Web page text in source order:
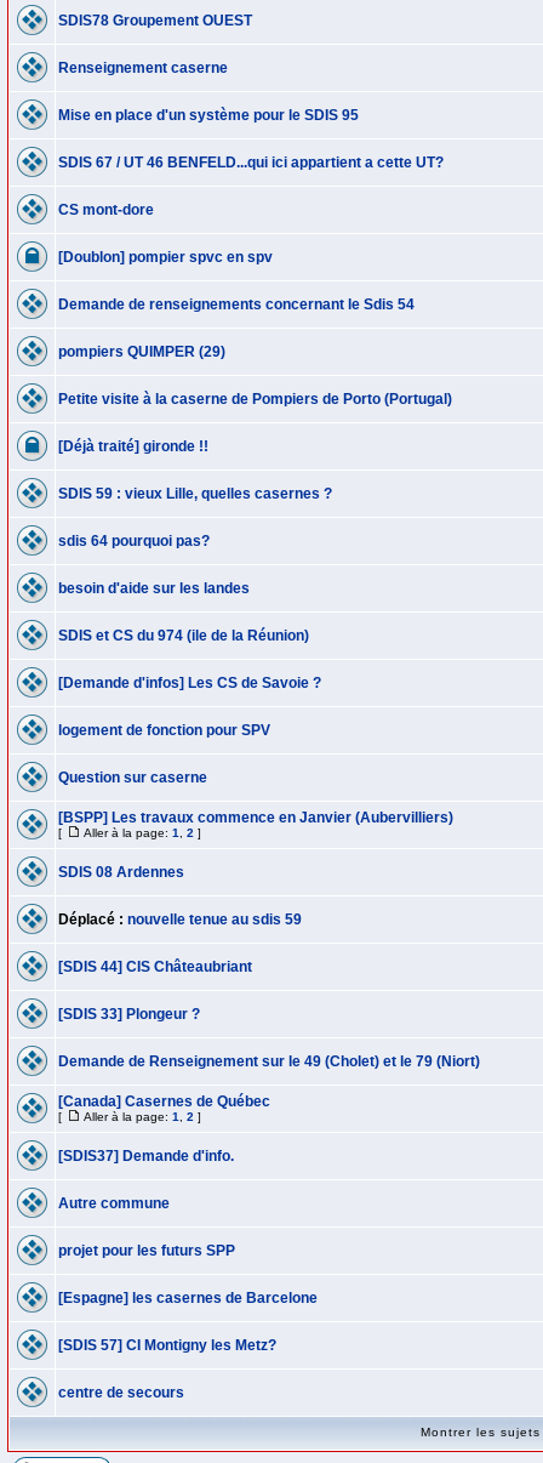
SDIS78 Groupement OUEST
Renseignement caserne
Mise en place d'un système pour le SDIS 95
SDIS 67 / UT 46 BENFELD...qui ici appartient a cette UT?
CS mont-dore
[Doublon] pompier spvc en spv
Demande de renseignements concernant le Sdis 54
pompiers QUIMPER (29)
Petite visite à la caserne de Pompiers de Porto (Portugal)
[Déjà traité] gironde !!
SDIS 59 : vieux Lille, quelles casernes ?
sdis 64 pourquoi pas?
besoin d'aide sur les landes
SDIS et CS du 974 (ile de la Réunion)
[Demande d'infos] Les CS de Savoie ?
logement de fonction pour SPV
Question sur caserne
[BSPP] Les travaux commence en Janvier (Aubervilliers)
[ Aller à la page: 1 2 ]
SDIS 08 Ardennes
Déplacé : nouvelle tenue au sdis 59
[SDIS 44] CIS Châteaubriant
[SDIS 33] Plongeur ?
Demande de Renseignement sur le 49 (Cholet) et le 79 (Niort)
[Canada] Casernes de Québec
[ Aller à la page: 1 2 ]
[SDIS37] Demande d'info.
Autre commune
projet pour les futurs SPP
[Espagne] les casernes de Barcelone
[SDIS 57] CI Montigny les Metz?
centre de secours
Montrer les